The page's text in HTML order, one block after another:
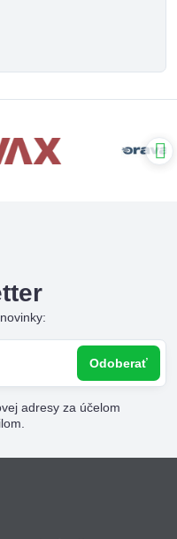
Odoberať
adresy za účelom